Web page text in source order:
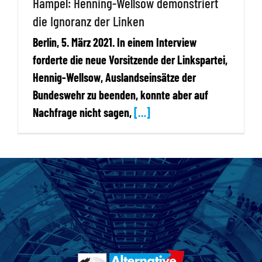
die Ignoranz der Linken
Berlin, 5. März 2021. In einem Interview
forderte die neue Vorsitzende der Linkspartei,
Hennig-Wellsow, Auslandseinsätze der
Bundeswehr zu beenden, konnte aber auf
Nachfrage nicht sagen, […]